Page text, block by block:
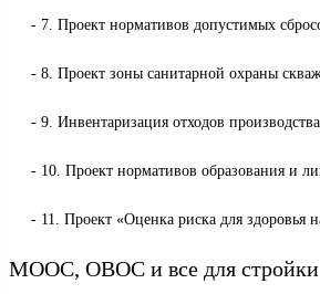
7. Проект нормативов допустимых
8. Проект зоны санитарной охраны
9. Инвентаризация отходов
10. Проект нормативов образования и
11. Проект «Оценка риска для здоровья
МООС, ОВОС и все для стройки